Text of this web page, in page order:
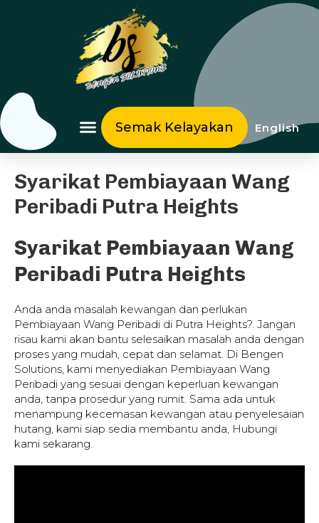
Semak Kelayakan English
Syarikat Pembiayaan Wang
Peribadi Putra Heights
Syarikat Pembiayaan Wang
Peribadi Putra Heights
Anda anda masalah kewangan dan perlukan
Pembiayaan Wang Peribadi di Putra Heights?. Jangan
risau kami akan bantu selesaikan masalah anda dengan
proses yang mudah, cepat dan selamat. Di Bengen
Solutions, kami menyediakan Pembiayaan Wang
Peribadi yang sesuai dengan keperluan kewangan
anda, tanpa prosedur yang rumit. Sama ada untuk
menampung kecemasan kewangan atau penyelesaian
hutang, kami siap sedia membantu anda, Hubungi
kami sekarang.